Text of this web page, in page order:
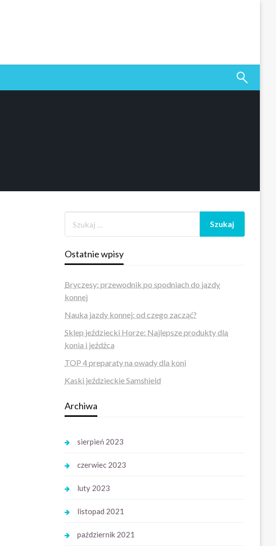
Ostatnie wpisy
Bryczesy: przewodnik po spodniach do jazdy
konnej
Nauka jazdy konnej: od czego zacząć?
Sklep jeździecki Horze: Najlepsze produkty dla
konia i jeźdźca
TOP 4 preparaty na owady dla koni
Kaski jeździeckie Samshield
Archiwa
sierpień 2023
czerwiec 2023
luty 2023
listopad 2021
październik 2021